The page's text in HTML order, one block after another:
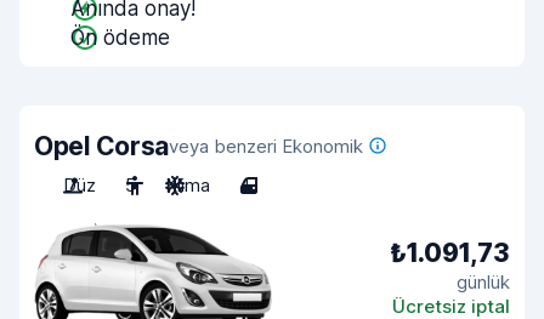
Anında onay!
Ön ödeme
Opel Corsaveya benzeri Ekonomik
Düz
5 Klima 4
₺1.091,73
günlük
Ücretsiz iptal